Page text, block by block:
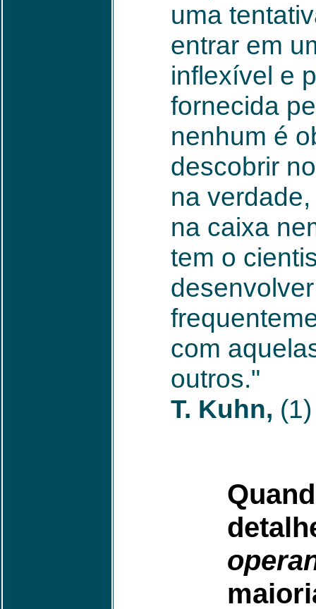
uma
entrar em
inflexível e
fornecida
nenhum é
descobrir
na
na caixa
tem o
com
outros."
T. Kuhn, (1)